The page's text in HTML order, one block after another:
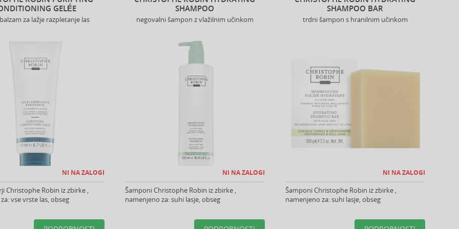
GELÉE
za lažje razpletanje las
NI NA ZALOGI
Christophe Robin iz zbirke ,
vse vrste las, obseg
SHAMPOO
negovalni šampon z vlažilnim učinkom
NI NA ZALOGI
Šamponi Christophe Robin iz zbirke ,
namenjeno za: suhi lasje, obseg
SHAMPOO BAR
trdni šampon s hranilnim učinkom
NI NA ZALOGI
Šamponi Christophe Robin iz zbirke ,
namenjeno za: suhi lasje, obseg